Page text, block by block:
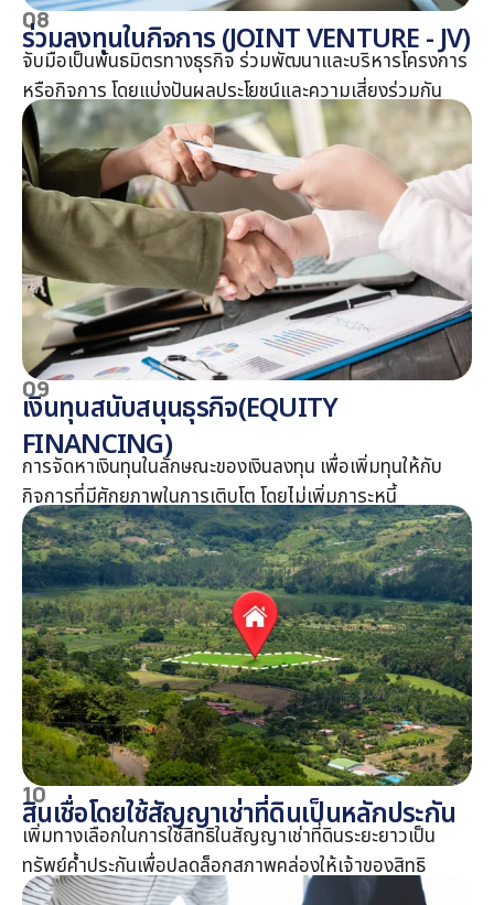
08
ร่วมลงทุนในกิจการ (JOINT VENTURE - JV)
จับมือเป็นพันธมิตรทางธุรกิจ ร่วมพัฒนาและบริหารโครงการ
หรือกิจการ โดยแบ่งปันผลประโยชน์และความเสี่ยงร่วมกัน
09
เงินทุนสนับสนุนธุรกิจ(EQUITY
FINANCING)
การจัดหาเงินทุนในลักษณะของเงินลงทุน เพื่อเพิ่มทุนให้กับ
กิจการที่มีศักยภาพในการเติบโต โดยไม่เพิ่มภาระหนี้
10
สินเชื่อโดยใช้สัญญาเช่าที่ดินเป็นหลักประกัน
เพิ่มทางเลือกในการใช้สิทธิในสัญญาเช่าที่ดินระยะยาวเป็น
ทรัพย์ค้ำประกันเพื่อปลดล็อกสภาพคล่องให้เจ้าของสิทธิ